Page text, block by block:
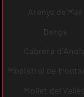
Arenys de Mar
Berga
Cabrera
Monistrol de
Mollet del Vallès